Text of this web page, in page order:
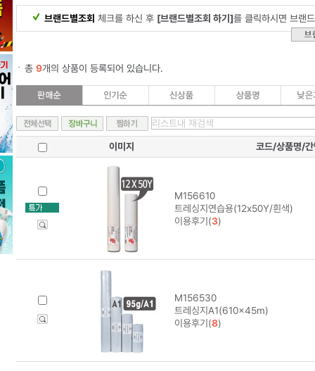
브랜드별조회 체크를 하신 후 [브랜드별조회 하기]를 클릭하시면 브랜
총 9개의 상품이 등록되어 있습니다.
이미지 코드/상품명/간
M156610
트레싱지연습용(12x50Y/흰색)
이용후기(3)
M156530
트레싱지A1(610x45m)
이용후기(8)